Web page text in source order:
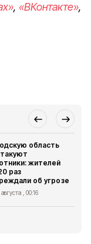
, «ВКонтакте»,
область
жителей
раз
об угрозе
августа , 00:16